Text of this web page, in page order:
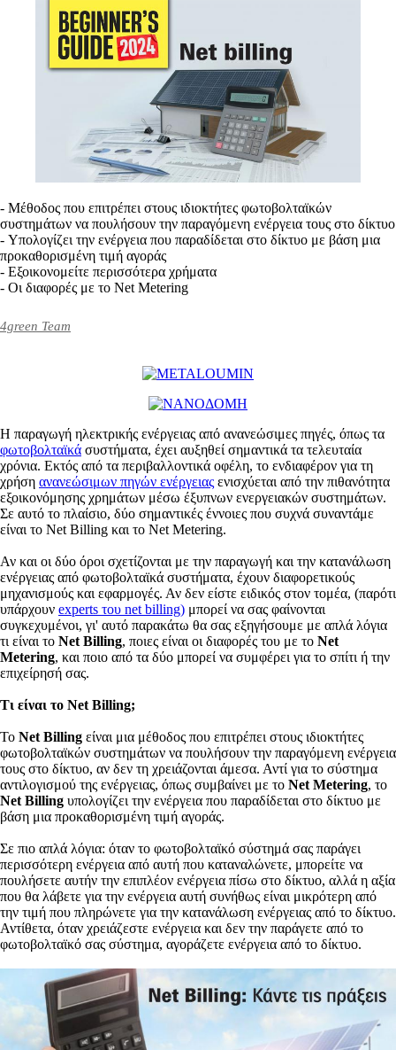
- Mέθοδος που επιτρέπει στους ιδιοκτήτες φωτοβολταϊκών
συστημάτων να πουλήσουν την παραγόμενη ενέργεια τους στο δίκτυο
- Yπολογίζει την ενέργεια που παραδίδεται στο δίκτυο με βάση μια
προκαθορισμένη τιμή αγοράς
- Εξοικονομείτε περισσότερα χρήματα
- Οι διαφορές με το Net Metering
4green Team
Η παραγωγή ηλεκτρικής ενέργειας από ανανεώσιμες πηγές, όπως τα
φωτοβολταϊκά συστήματα, έχει αυξηθεί σημαντικά τα τελευταία
χρόνια. Εκτός από τα περιβαλλοντικά οφέλη, το ενδιαφέρον για τη
χρήση ανανεώσιμων πηγών ενέργειας ενισχύεται από την πιθανότητα
εξοικονόμησης χρημάτων μέσω έξυπνων ενεργειακών συστημάτων.
Σε αυτό το πλαίσιο, δύο σημαντικές έννοιες που συχνά συναντάμε
είναι το Net Billing και το Net Metering.
Αν και οι δύο όροι σχετίζονται με την παραγωγή και την κατανάλωση
ενέργειας από φωτοβολταϊκά συστήματα, έχουν διαφορετικούς
μηχανισμούς και εφαρμογές. Αν δεν είστε ειδικός στον τομέα, (παρότι
υπάρχουν experts του net billing) μπορεί να σας φαίνονται
συγκεχυμένοι, γι' αυτό παρακάτω θα σας εξηγήσουμε με απλά λόγια
τι είναι το Net Billing, ποιες είναι οι διαφορές του με το Net
Metering, και ποιο από τα δύο μπορεί να συμφέρει για το σπίτι ή την
επιχείρησή σας.
Τι είναι το Net Billing;
Το Net Billing είναι μια μέθοδος που επιτρέπει στους ιδιοκτήτες
φωτοβολταϊκών συστημάτων να πουλήσουν την παραγόμενη ενέργεια
τους στο δίκτυο, αν δεν τη χρειάζονται άμεσα. Αντί για το σύστημα
αντιλογισμού της ενέργειας, όπως συμβαίνει με το Net Metering, το
Net Billing υπολογίζει την ενέργεια που παραδίδεται στο δίκτυο με
βάση μια προκαθορισμένη τιμή αγοράς.
Σε πιο απλά λόγια: όταν το φωτοβολταϊκό σύστημά σας παράγει
περισσότερη ενέργεια από αυτή που καταναλώνετε, μπορείτε να
πουλήσετε αυτήν την επιπλέον ενέργεια πίσω στο δίκτυο, αλλά η αξία
που θα λάβετε για την ενέργεια αυτή συνήθως είναι μικρότερη από
την τιμή που πληρώνετε για την κατανάλωση ενέργειας από το δίκτυο.
Αντίθετα, όταν χρειάζεστε ενέργεια και δεν την παράγετε από το
φωτοβολταϊκό σας σύστημα, αγοράζετε ενέργεια από το δίκτυο.